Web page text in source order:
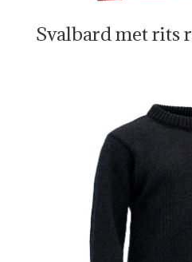
Svalbard met rits